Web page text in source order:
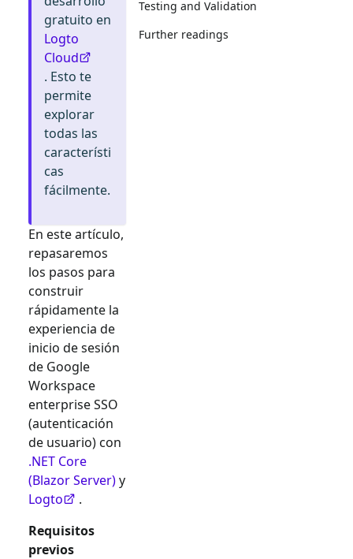
gratuito en
Logto
Cloud
. Esto te
permite
explorar
todas las
característi
cas
fácilmente.
En este artículo,
repasaremos
los pasos para
construir
rápidamente la
experiencia de
inicio de sesión
de Google
Workspace
enterprise SSO
(autenticación
de usuario) con
.NET Core
(Blazor Server)y
Logto
.
Requisitos
previos
Testing and Validation
Further readings